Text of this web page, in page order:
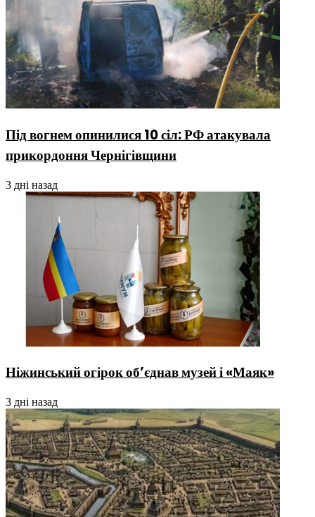
Під вогнем опинилися 10 сіл: РФ атакувала
прикордоння Чернігівщини
3 дні назад
Ніжинський огірок об’єднав музей і «Маяк»
3 дні назад